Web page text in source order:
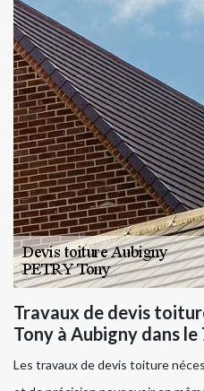
Travaux de devis
Tony à Aubigny dans
Les travaux de devis toiture